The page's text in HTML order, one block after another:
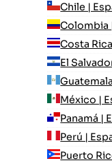
Chile |
Colombia
Costa
El
México |
Panamá |
Perú |
Puerto